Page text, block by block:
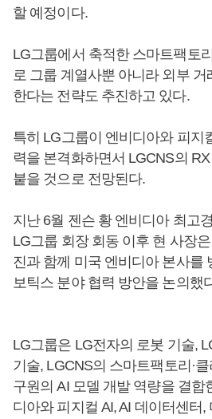
할 예정이다.
LG그룹에서 축적한 스마트팩토
로 그룹 계열사뿐 아니라 외부 거
한다는 전략도 추진하고 있다.
특히 LG그룹이 엔비디아와 피지
력을 본격화하면서 LGCNS의
붙을 것으로 전망된다.
지난 6월 젠슨 황 엔비디아 최고
LG그룹 회장 회동 이후 현 사장
진과 함께 미국 엔비디아 본사를
보틱스 분야 협력 방안을 논의했
LG그룹은 LG전자의 로봇 기술,
기술, LGCNS의 스마트팩토리·
구원의 AI 모델 개발 역량을 결합
디아와 피지컬 AI, AI 데이터센터